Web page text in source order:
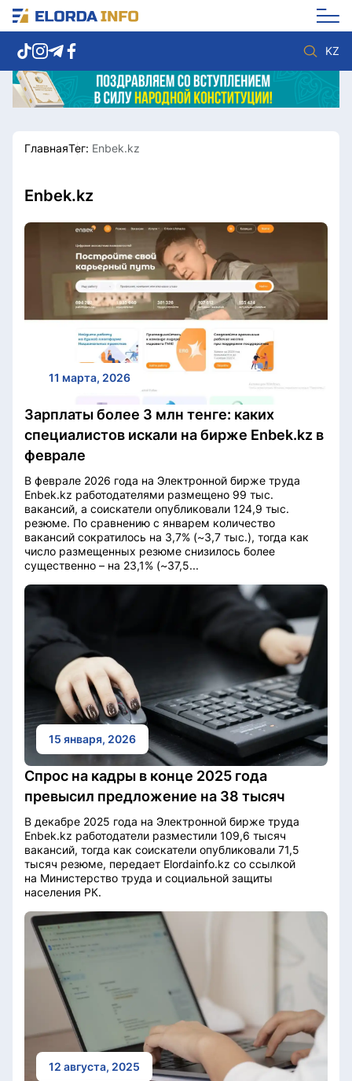
KZ
Новости столицы
Спорт
Видео
Мир
Служба Комплаенс
Этический кодекс
Служу стране
ГлавнаяТег: Enbek.kz
Enbek.kz
11 марта, 2026
Зарплаты более 3 млн тенге: каких
специалистов искали на бирже Enbek.kz в
феврале
В феврале 2026 года на Электронной бирже труда
Enbek.kz работодателями размещено 99 тыс.
вакансий, а соискатели опубликовали 124,9 тыс.
резюме. По сравнению с январем количество
вакансий сократилось на 3,7% (~3,7 тыс.), тогда как
число размещенных резюме снизилось более
существенно – на 23,1% (~37,5...
15 января, 2026
Спрос на кадры в конце 2025 года
превысил предложение на 38 тысяч
В декабре 2025 года на Электронной бирже труда
Enbek.kz работодатели разместили 109,6 тысяч
вакансий, тогда как соискатели опубликовали 71,5
тысяч резюме, передает Elordainfo.kz со ссылкой
на Министерство труда и социальной защиты
населения РК.
12 августа, 2025